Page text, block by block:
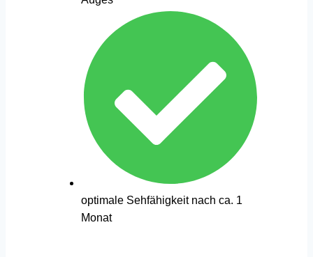
optimale Sehfähigkeit nach ca. 1
Monat